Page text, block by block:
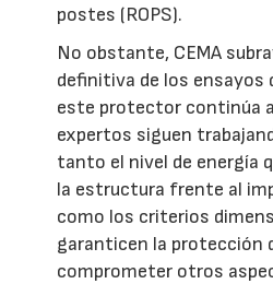
postes (ROPS).
No obstante, CEMA
definitiva de los ensayos
este protector continúa
expertos siguen
tanto el nivel de energía
la estructura frente al
como los criterios
garanticen la protección
comprometer otros